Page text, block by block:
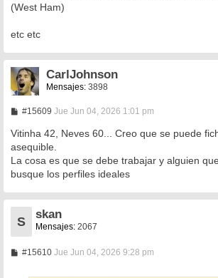
(West Ham)
etc etc
CarlJohnson
Mensajes: 3898
#15609M
n
s
a
j
Jue Jun 04, 2026 1:01 pm
Vitinha 42, Neves 60... Creo que se puede
asequible.
La cosa es que se debe trabajar y alguien
busque los perfiles ideales
S
skan
Mensajes: 2067
#15610MJue Jun 04, 2026 9:28 pm